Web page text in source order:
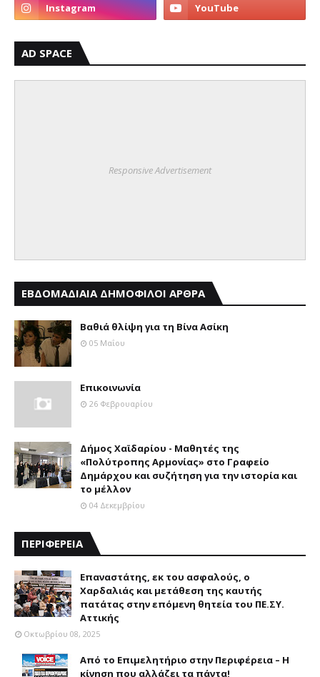
AD SPACE
Responsive Advertisement
ΕΒΔΟΜΑΔΙΑΙΑ ΔΗΜΟΦΙΛΟΙ ΑΡΘΡΑ
Βαθιά θλίψη για τη Βίνα Ασίκη
05 Μαΐου
Επικοινωνία
26 Φεβρουαρίου
Δήμος Χαϊδαρίου - Μαθητές της
«Πολύτροπης Αρμονίας» στο Γραφείο
Δημάρχου και συζήτηση για την ιστορία και
το μέλλον
04 Δεκεμβρίου
ΠΕΡΙΦΕΡΕΙΑ
Επαναστάτης, εκ του ασφαλούς, ο
Χαρδαλιάς και μετάθεση της καυτής
πατάτας στην επόμενη θητεία του ΠΕ.ΣΥ.
Αττικής
Οκτωβρίου 08, 2025
Από το Επιμελητήριο στην Περιφέρεια – Η
κίνηση που αλλάζει τα πάντα!